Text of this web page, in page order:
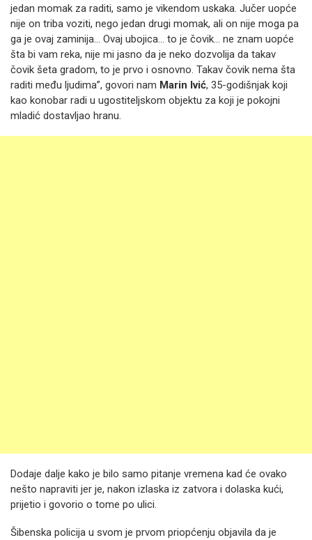
jedan momak za raditi, samo je vikendom uskaka. Jučer uopće
nije on triba voziti, nego jedan drugi momak, ali on nije moga pa
ga je ovaj zaminija... Ovaj ubojica... to je čovik... ne znam uopće
šta bi vam reka, nije mi jasno da je neko dozvolija da takav
čovik šeta gradom, to je prvo i osnovno. Takav čovik nema šta
raditi među ljudima”, govori nam Marin Ivić, 35-godišnjak koji
kao konobar radi u ugostiteljskom objektu za koji je pokojni
mladić dostavljao hranu.
Dodaje dalje kako je bilo samo pitanje vremena kad će ovako
nešto napraviti jer je, nakon izlaska iz zatvora i dolaska kući,
prijetio i govorio o tome po ulici.
Šibenska policija u svom je prvom priopćenju objavila da je